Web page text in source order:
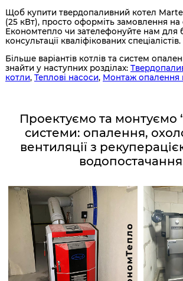
Щоб купити твердопаливний котел
(25 кВт), просто оформіть замовлення на
Економтепло чи зателефонуйте нам для
консультації кваліфікованих спеціалістів.
Більше варіантів котлів та систем
знайти у наступних розділах:
котли, Теплові насоси, Монтаж опалення
Проектуємо та монтуємо
системи: опалення,
вентиляції з